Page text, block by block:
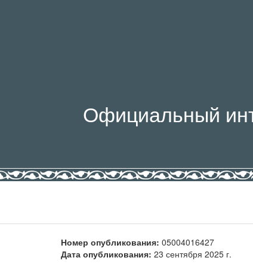
Официальный
Номер опубликования: 05004016427
Дата опубликования: 23 сентября 2025 г.